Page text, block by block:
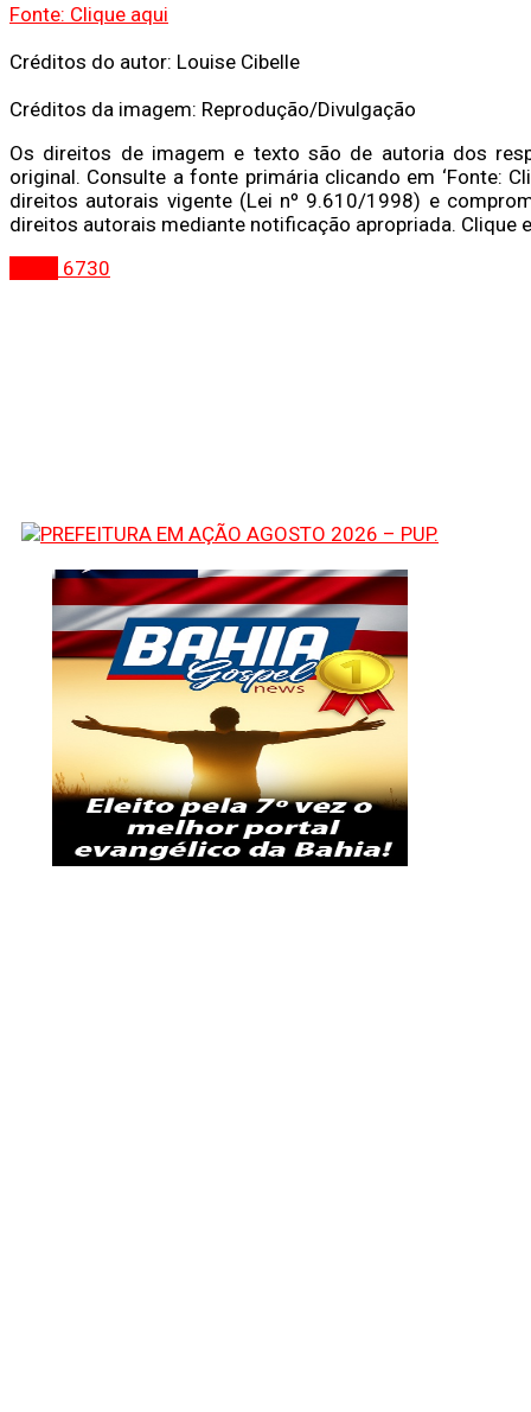
Fonte: Clique aqui
Créditos do autor: Louise Cibelle
Créditos da imagem: Reprodução/Divulgação
Os direitos de imagem e texto são de autoria dos
original. Consulte a fonte primária clicando em ‘Fonte:
direitos autorais vigente (Lei nº 9.610/1998) e
direitos autorais mediante notificação apropriada. Clique
6730